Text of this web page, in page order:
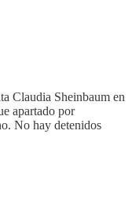
Claudia Sheinbaum en
apartado por
No hay detenidos